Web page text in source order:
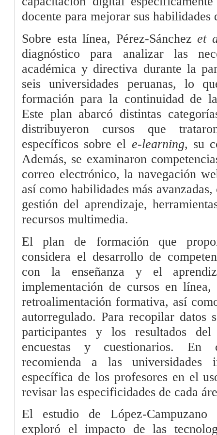
docente para mejorar sus habilidades
Sobre esta línea, Pérez-Sánchezet
diagnóstico para analizar las
académica y directiva durante la
seis universidades peruanas, lo
formación para la continuidad de
Este plan abarcó distintas
distribuyeron cursos que
específicos sobre el e-learning, su
Además, se examinaron
correo electrónico, la navegación
así como habilidades más
gestión del aprendizaje,
recursos multimedia.
El plan de formación que
considera el desarrollo de
con la enseñanza y el
implementación de cursos en
retroalimentación formativa, así
autorregulado. Para recopilar datos
participantes y los resultados del
encuestas y cuestionarios. En
recomienda a las universidades
específica de los profesores en el
revisar las especificidades de cada
El estudio de López-Campuzano
exploró el impacto de las